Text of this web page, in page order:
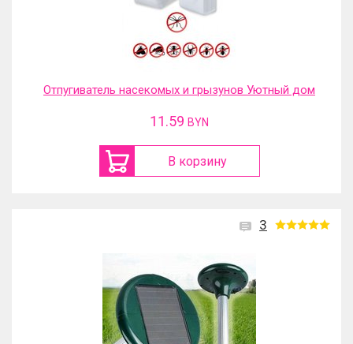
Отпугиватель насекомых и грызунов Уютный дом
11.59 BYN
В корзину
3